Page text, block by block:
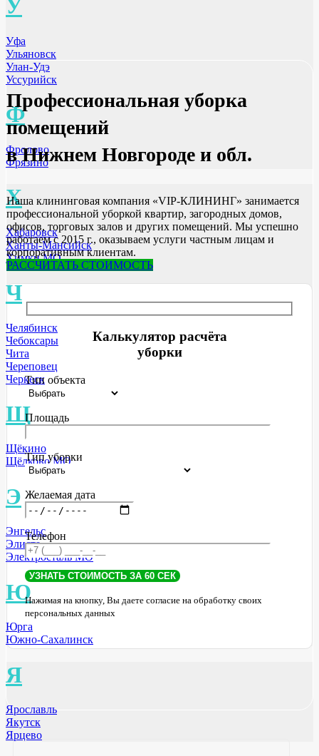
У
Уфа
Ульяновск
Улан-Удэ
Уссурийск
Ф
Фролово
Фрязино
Х
Хабаровск
Ханты-Мансийск
Химки МО
Ч
Челябинск
Чебоксары
Чита
Череповец
Черкеск
Щ
Щёкино
Щёлково МО
Э
Энгельс
Элиста
Электросталь МО
Ю
Юрга
Южно-Сахалинск
Я
Ярославль
Якутск
Ярцево
Профессиональная уборка
помещений
в Нижнем Новгороде и обл.
Наша клининговая компания «VIP-КЛИНИНГ» занимается
профессиональной уборкой квартир, загородных домов,
офисов, торговых залов и других помещений. Мы успешно
работаем с 2015 г., оказываем услуги частным лицам и
корпоративным клиентам.
РАССЧИТАТЬ СТОИМОСТЬ
Калькулятор расчёта
уборки
Тип объекта
Площадь
Тип уборки
Желаемая дата
Телефон
Нажимая на кнопку, Вы даете согласие на обработку своих
персональных данных